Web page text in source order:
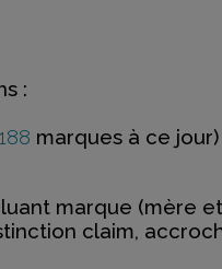
:
marques à ce jour)
marque (mère et
claim,